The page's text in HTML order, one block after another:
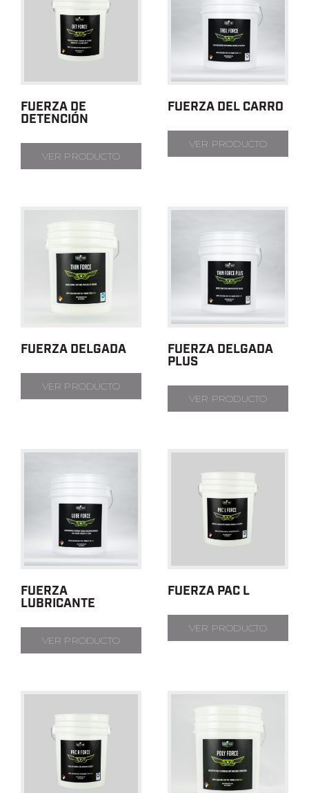
FUERZA DE
DETENCIÓN
VER PRODUCTO
FUERZA DEL CARRO
VER PRODUCTO
FUERZA DELGADA
VER PRODUCTO
FUERZA DELGADA
PLUS
VER PRODUCTO
FUERZA
LUBRICANTE
VER PRODUCTO
FUERZA PAC L
VER PRODUCTO